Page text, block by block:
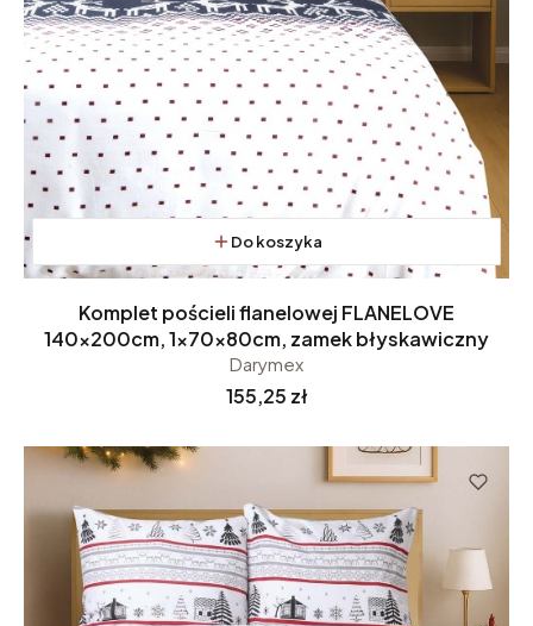
Do koszyka
Komplet pościeli flanelowej FLANELOVE
140x200cm, 1x70x80cm, zamek błyskawiczny
Darymex
Cena
155,25 zł